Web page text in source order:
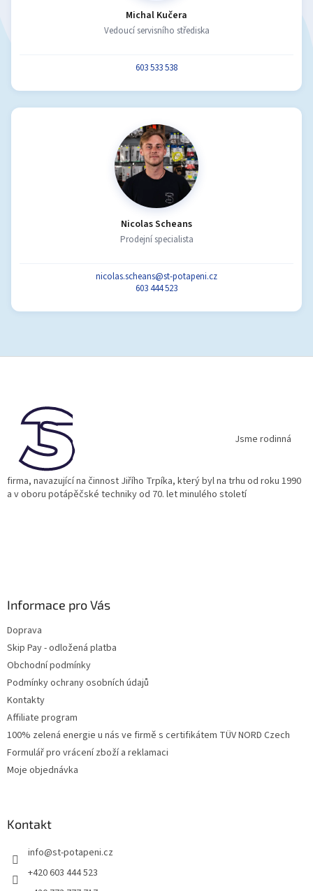
Michal Kučera
Vedoucí servisního střediska
603 533 538
Nicolas Scheans
Prodejní specialista
nicolas.scheans@st-potapeni.cz
603 444 523
Jsme rodinná
firma, navazující na činnost Jiřího Trpíka, který byl na trhu od roku 1990
a v oboru potápěčské techniky od 70. let minulého století
Informace pro Vás
Doprava
Skip Pay - odložená platba
Obchodní podmínky
Podmínky ochrany osobních údajů
Kontakty
Affiliate program
100% zelená energie u nás ve firmě s certifikátem TÜV NORD Czech
Formulář pro vrácení zboží a reklamaci
Moje objednávka
Kontakt
info@st-potapeni.cz
+420 603 444 523